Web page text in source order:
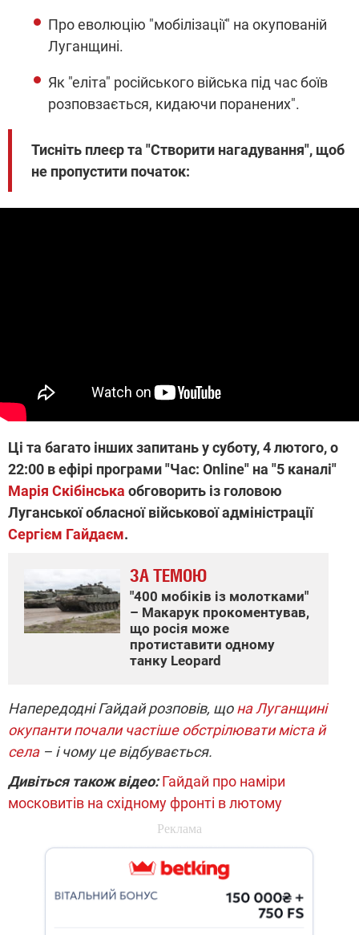
Про еволюцію "мобілізації" на окупованій
Луганщині.
Як "еліта" російського війська під час боїв
розповзається, кидаючи поранених".
Тисніть плеєр та "Створити нагадування", щоб
не пропустити початок:
Ці та багато інших запитань у суботу, 4 лютого, о
22:00 в ефірі програми "Час: Online" на "5 каналі"
Марія Скібінська обговорить із головою
Луганської обласної військової адміністрації
Сергієм Гайдаєм.
ЗА ТЕМОЮ
"400 мобіків із молотками"
– Макарук прокоментував,
що росія може
протиставити одному
танку Leopard
Напередодні Гайдай розповів, щона Луганщині
окупанти почали частіше обстрілювати міста й
села– і чому це відбувається.
Дивіться також відео: Гайдай про наміри
московитів на східному фронті в лютому